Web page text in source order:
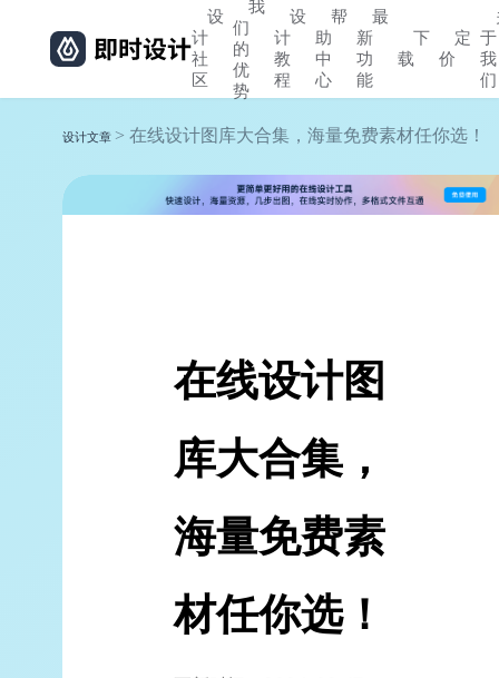
设
计
社
区
我
们
的
优
势
设
计
教
程
帮
助
中
心
最
新
功
能
下
载
定
价
于
我
们
设计文章 > 在线设计图库大合集，海量免费素材任你选！
在线设计图
库大合集，
海量免费素
材任你选！